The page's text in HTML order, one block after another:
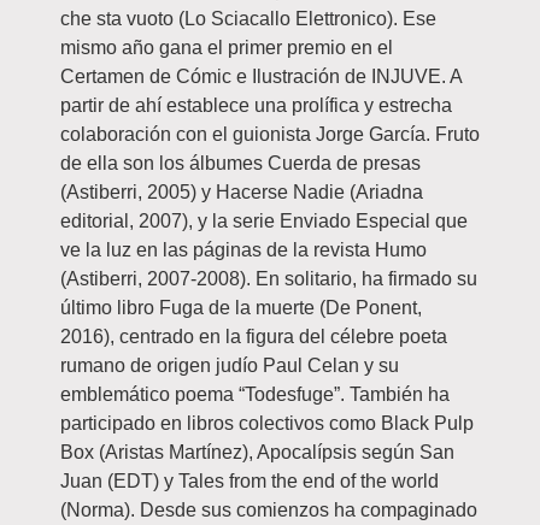
che sta vuoto (Lo Sciacallo Elettronico). Ese
mismo año gana el primer premio en el
Certamen de Cómic e Ilustración de INJUVE. A
partir de ahí establece una prolífica y estrecha
colaboración con el guionista Jorge García. Fruto
de ella son los álbumes Cuerda de presas
(Astiberri, 2005) y Hacerse Nadie (Ariadna
editorial, 2007), y la serie Enviado Especial que
ve la luz en las páginas de la revista Humo
(Astiberri, 2007-2008). En solitario, ha firmado su
último libro Fuga de la muerte (De Ponent,
2016), centrado en la figura del célebre poeta
rumano de origen judío Paul Celan y su
emblemático poema “Todesfuge”. También ha
participado en libros colectivos como Black Pulp
Box (Aristas Martínez), Apocalípsis según San
Juan (EDT) y Tales from the end of the world
(Norma). Desde sus comienzos ha compaginado